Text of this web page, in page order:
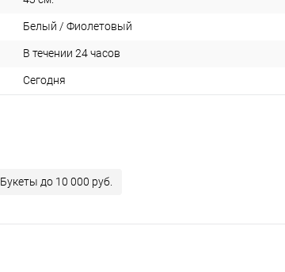
Белый / Фиолетовый
В течении 24 часов
Сегодня
Букеты до 10 000 руб.